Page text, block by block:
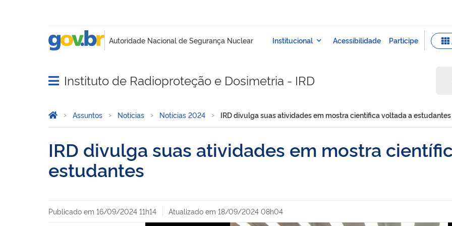
Abrir menu principal de navegação
Instituto de Radioproteção e Dosimetria - IRD
Você está aqui:
Página Inicial
Assuntos Notícias Notícias 2024 IRD divulga suas atividades em mostra científica voltada a estudantes
IRD divulga suas atividades em mostra
estudantes
Publicado em 16/09/2024 11h14 Atualizado em 18/09/2024 08h04